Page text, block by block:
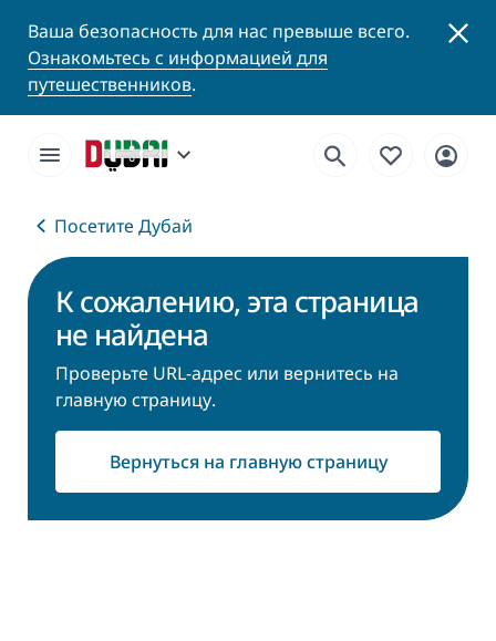
Ваша безопасность для нас превыше всего.
Ознакомьтесь с информацией для
путешественников.
Посетите Дубай
К сожалению, эта страница
не найдена
Проверьте URL-адрес или вернитесь на
главную страницу.
Вернуться на главную страницу